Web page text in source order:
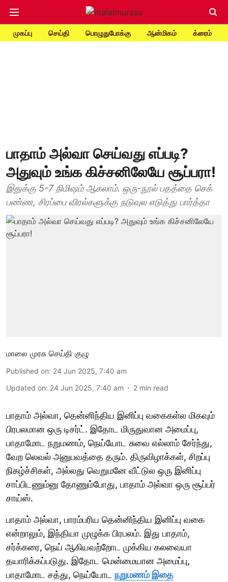
முகப்பு செய்தி பொழுதுபோக்கு ஆன்மிகம் க்ரைம்
பாதாம் அல்வா செய்வது எப்படி?
அதுவும் உங்க கிச்சனிலேயே சூப்பரா!
இதுக்கு 5-7 நிமிஷம் ஆகலாம். ஒரு-நூல் பதத்தை செக்
பண்ண, சிரப்பை விரல்களுக்கு நடுவுல எடுத்து பார்த்தா
மாலை முரசு செய்தி குழு
Published on: 24 Jun 2025, 7:40 am
Updated on: 24 Jun 2025, 7:40 am 2 min read
பாதாம் அல்வா, தென்னிந்திய இனிப்பு வகைகள்ல மிகவும்
பிரபலமான ஒரு டிசர்ட். இதோட மிருதுவான அமைப்பு,
பாதாமோட நறுமணம், நெய்யோட சுவை எல்லாம் சேர்ந்து,
வேற லெவல் அனுபவத்தை தரும். திருவிழாக்கள், சிறப்பு
நிகழ்ச்சிகள், அல்லது வெறுமனே வீட்டுல ஒரு இனிப்பு
சாப்பிடணும்னு தோணும்போது, பாதாம் அல்வா ஒரு சூப்பர்
சாய்ஸ்.
பாதாம் அல்வா, பாரம்பரிய தென்னிந்திய இனிப்பு வகை
என்றாலும், இந்தியா முழுக்க பிரபலம். இது பாதாம்,
சர்க்கரை, நெய் ஆகியவற்றோட முக்கிய கலவையா
தயாரிக்கப்படுது. இதோட மென்மையான அமைப்பு,
பாதாமோட சத்து, நெய்யோட நறுமணம் இதை